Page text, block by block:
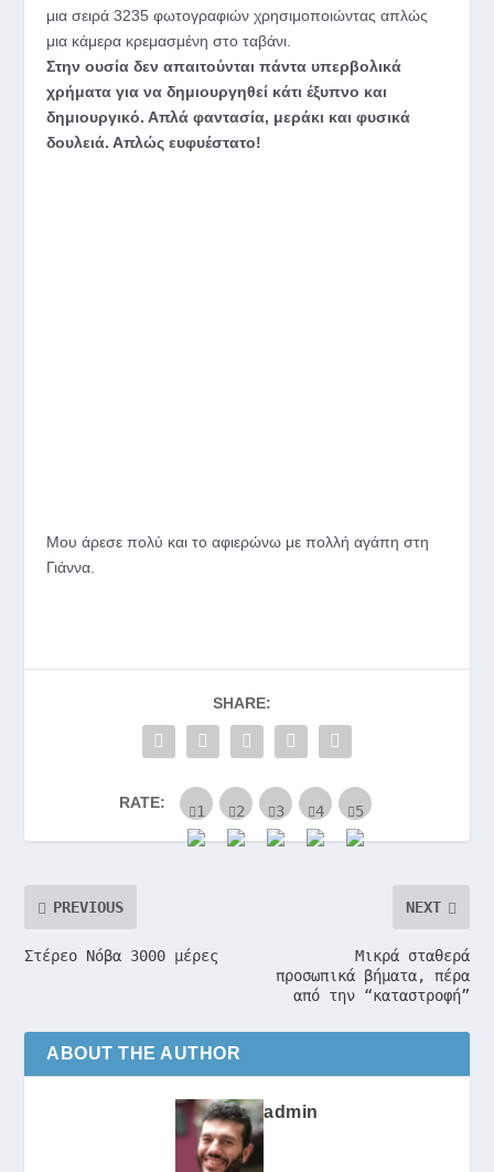
μια σειρά 3235 φωτογραφιών χρησιμοποιώντας απλώς
μια κάμερα κρεμασμένη στο ταβάνι.
Στην ουσία δεν απαιτούνται πάντα υπερβολικά
χρήματα για να δημιουργηθεί κάτι έξυπνο και
δημιουργικό. Απλά φαντασία, μεράκι και φυσικά
δουλειά. Απλώς ευφυέστατο!
Μου άρεσε πολύ και το αφιερώνω με πολλή αγάπη στη
Γιάννα.
SHARE:
RATE:
PREVIOUS
Στέρεο Νόβα 3000 μέρες
NEXT
Μικρά σταθερά
προσωπικά βήματα, πέρα
από την “καταστροφή”
ABOUT THE AUTHOR
admin